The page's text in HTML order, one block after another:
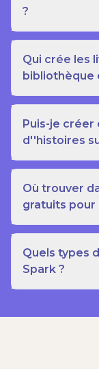
?
Qui crée les
bibliothèque
Puis-je créer
d''histoires
Où trouver
gratuits pour
Quels types
Spark ?